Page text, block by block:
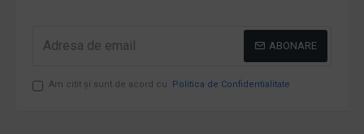
ABONARE
Am citit şi sunt de acord cu Politica de Confidentialitate